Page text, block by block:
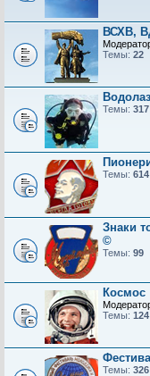
ВСХВ,
Темы: 22
Темы: 317
Темы: 614
Знаки
©
Темы: 99
Космос
Темы: 124
Темы: 326